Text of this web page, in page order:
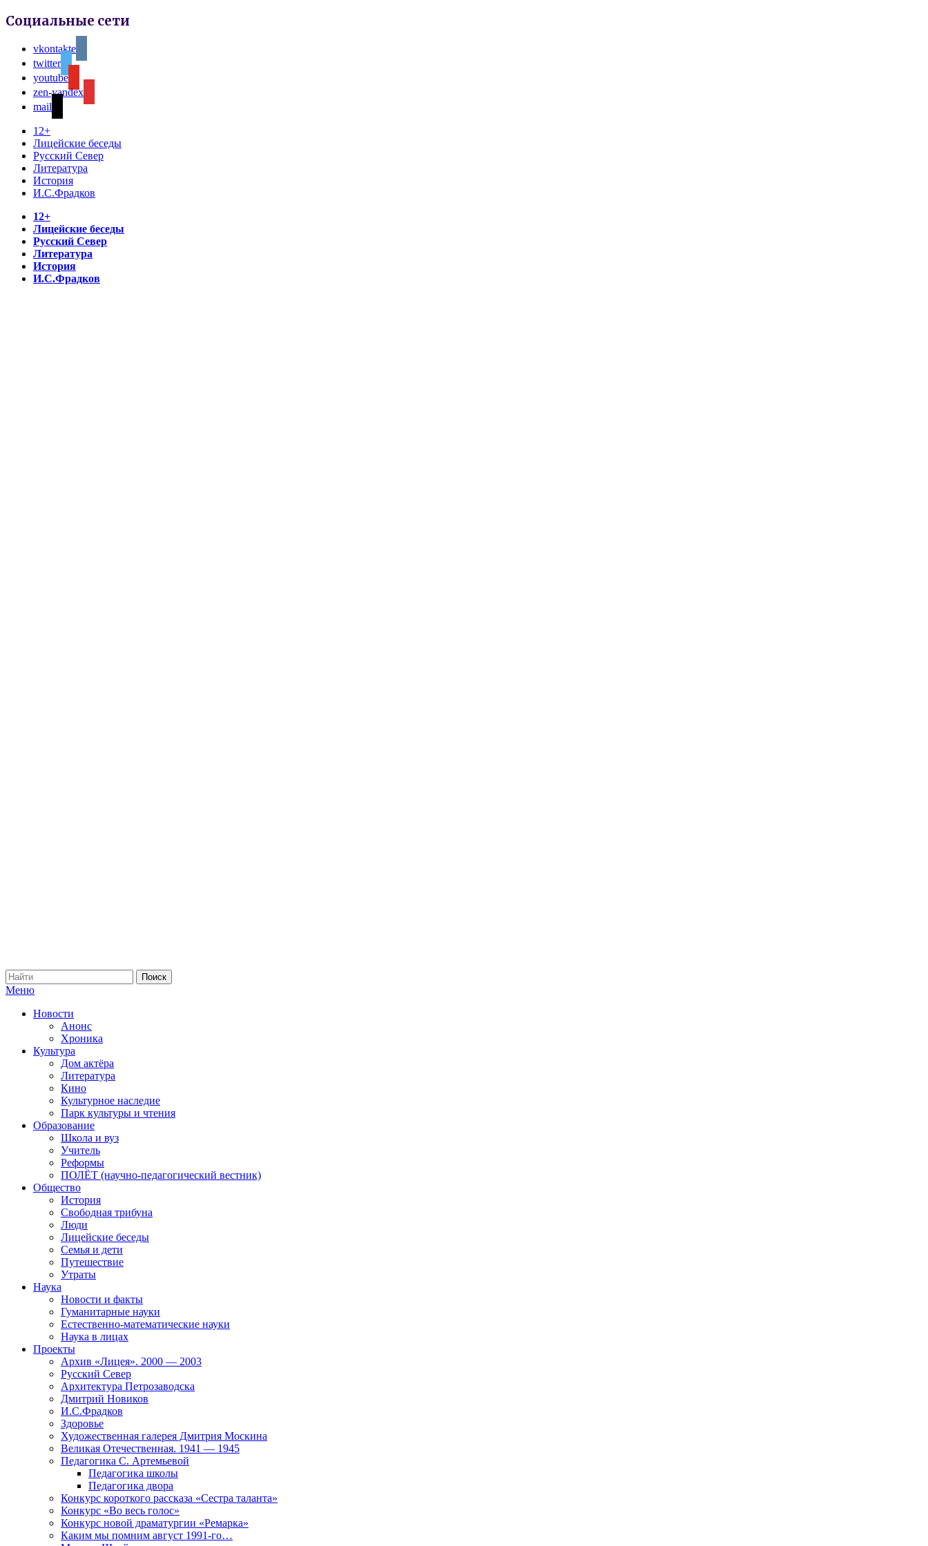
Социальные сети
vkontakte
twitter
youtube
zen-yandex
mail
12+
Лицейские беседы
Русский Север
Литература
История
И.С.Фрадков
12+
Лицейские беседы
Русский Север
Литература
История
И.С.Фрадков
Меню
Новости
Анонс
Хроника
Культура
Дом актёра
Литература
Кино
Культурное наследие
Парк культуры и чтения
Образование
Школа и вуз
Учитель
Реформы
ПОЛЁТ (научно-педагогический вестник)
Общество
История
Свободная трибуна
Люди
Лицейские беседы
Семья и дети
Путешествие
Утраты
Наука
Новости и факты
Гуманитарные науки
Естественно-математические науки
Наука в лицах
Проекты
Архив «Лицея». 2000 — 2003
Русский Север
Архитектура Петрозаводска
Дмитрий Новиков
И.С.Фрадков
Здоровье
Художественная галерея Дмитрия Москина
Великая Отечественная. 1941 — 1945
Педагогика С. Артемьевой
Педагогика школы
Педагогика двора
Конкурс короткого рассказа «Сестра таланта»
Конкурс «Во весь голос»
Конкурс новой драматургии «Ремарка»
Каким мы помним август 1991-го…